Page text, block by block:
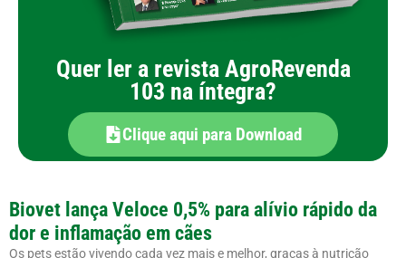
Quer ler a revista AgroRevenda
103 na íntegra?
Clique aqui para Download
Biovet lança Veloce 0,5% para alívio rápido da
dor e inflamação em cães
Os pets estão vivendo cada vez mais e melhor, graças à nutrição